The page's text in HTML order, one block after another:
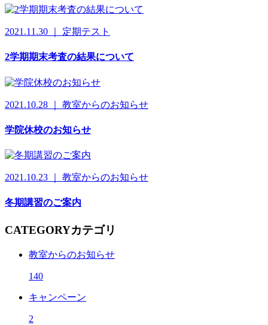
2021.11.30 ｜ 定期テスト
2学期期末考査の結果について
2021.10.28 ｜ 教室からのお知らせ
学院休校のお知らせ
2021.10.23 ｜ 教室からのお知らせ
冬期講習のご案内
CATEGORYカテゴリ
教室からのお知らせ
140
キャンペーン
2